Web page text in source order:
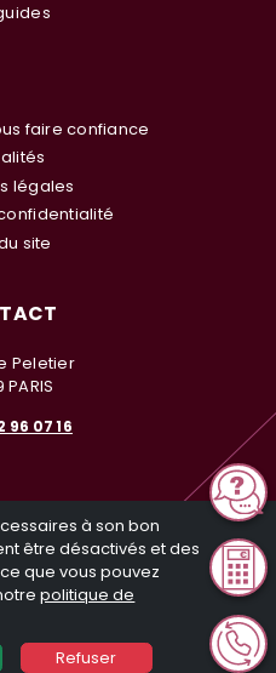
à son bon
être désactivés et des
que vous pouvez
politique de
Refuser
faire confiance
légales
site
Peletier
PARIS
96 07 16
Tous droits réservés. Toute
notre autorisation est interdite